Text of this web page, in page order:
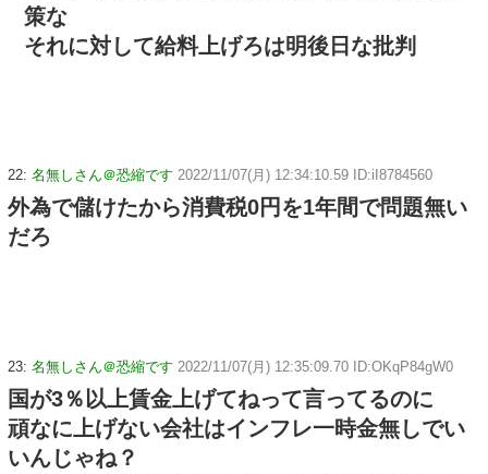
策な
それに対して給料上げろは明後日な批判
22: 名無しさん＠恐縮です 2022/11/07(月) 12:34:10.59 ID:iI8784560
外為で儲けたから消費税0円を1年間で問題無い
だろ
23: 名無しさん＠恐縮です 2022/11/07(月) 12:35:09.70 ID:OKqP84gW0
国が3％以上賃金上げてねって言ってるのに
頑なに上げない会社はインフレ一時金無しでい
いんじゃね？